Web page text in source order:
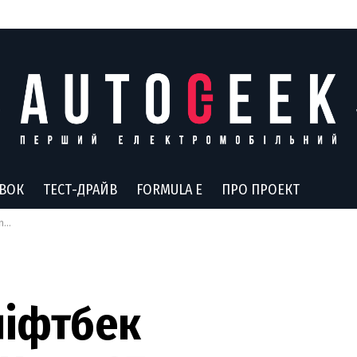
ТЕСТ-ДРАЙВ FORMULA E ПРО ПРОЕКТ